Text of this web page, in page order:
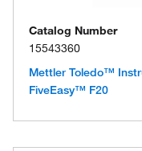
Catalog Number
15543360
Mettler Toledo™
FiveEasy™ F20